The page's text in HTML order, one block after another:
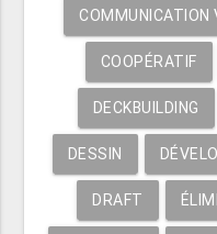
COMMUNICATION
COOPÉRATIF
DECKBUILDING
DESSIN
DRAFT